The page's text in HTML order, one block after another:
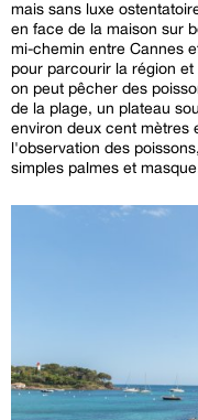
mais sans luxe
en face de la maison sur
mi-chemin entre Cannes
pour parcourir la région
on peut pêcher des
de la plage, un plateau
environ deux cent mètres
l'observation des
simples palmes et